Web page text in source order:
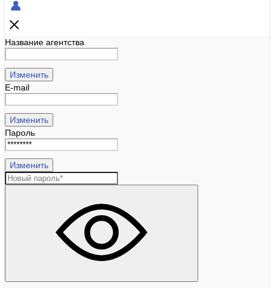
Название агентства
Изменить
E-mail
Изменить
Пароль
Изменить